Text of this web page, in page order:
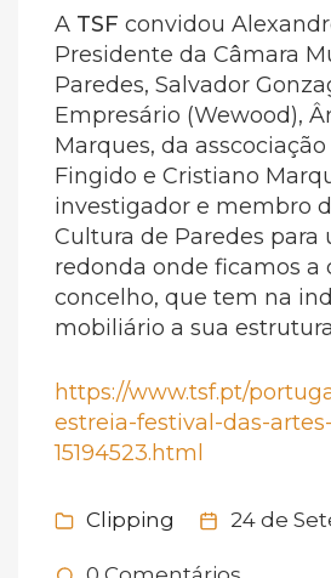
A TSF convidou
Presidente da Câmara
Paredes, Salvador
Empresário (Wewood),
Marques, da
Fingido e Cristiano
investigador e membro
Cultura de Paredes para
redonda onde ficamos a
concelho, que tem na
mobiliário a sua
https://www.tsf.pt/
estreia-festival-das-
15194523.html
Clipping 24 de